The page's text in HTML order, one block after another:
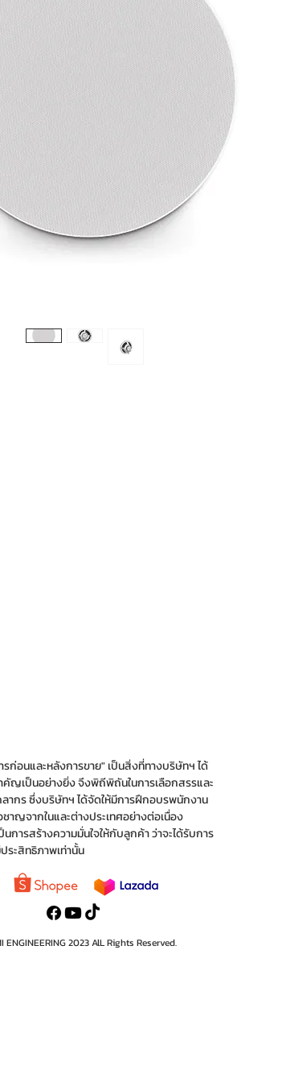
รก่อนและหลังการขาย" เป็นสิ่งที่ทางบริษัทฯ ได้
คัญเป็นอย่างยิ่ง จึงพิถีพิถันในการเลือกสรรและ
กร ซึ่งบริษัทฯ ได้จัดให้มีการฝึกอบรพนักงาน
ชาญจากในและต่างประเทศอย่างต่อเนื่อง
นการสร้างความมั่นใจให้กับลูกค้า ว่าจะได้รับการ
ระสิทธิภาพเท่านั้น
ENGINEERING 2023 AlL Rights Reserved.